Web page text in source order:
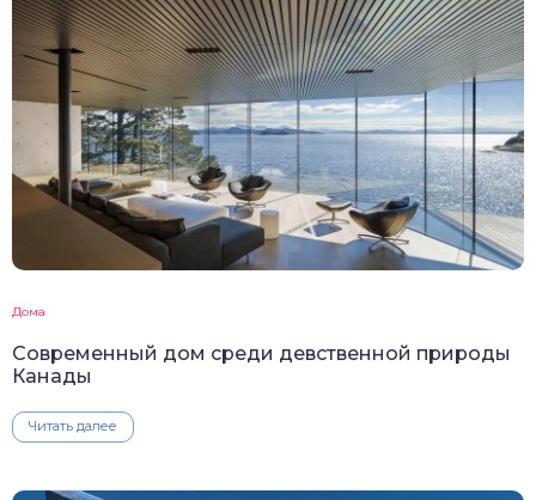
Дома
Современный дом среди девственной природы
Канады
Читать далее